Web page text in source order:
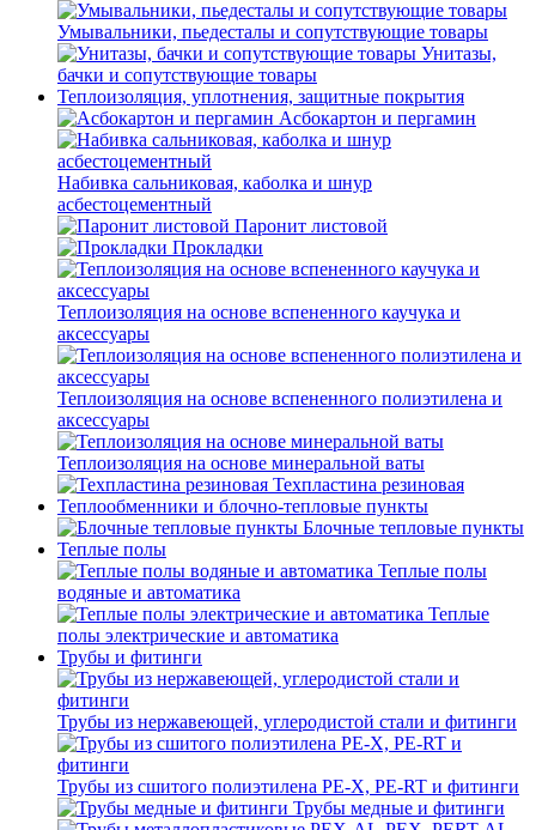
Умывальники, пьедесталы и сопутствующие товары
Унитазы,
бачки и сопутствующие товары
Теплоизоляция, уплотнения, защитные покрытия
Асбокартон и пергамин
Набивка сальниковая, каболка и шнур
асбестоцементный
Паронит листовой
Прокладки
Теплоизоляция на основе вспененного каучука и
аксессуары
Теплоизоляция на основе вспененного полиэтилена и
аксессуары
Теплоизоляция на основе минеральной ваты
Техпластина резиновая
Теплообменники и блочно-тепловые пункты
Блочные тепловые пункты
Теплые полы
Теплые полы
водяные и автоматика
Теплые
полы электрические и автоматика
Трубы и фитинги
Трубы из нержавеющей, углеродистой стали и фитинги
Трубы из сшитого полиэтилена PE-X, PE-RT и фитинги
Трубы медные и фитинги